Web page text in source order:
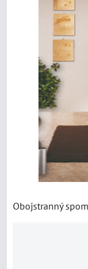
Obojstranný